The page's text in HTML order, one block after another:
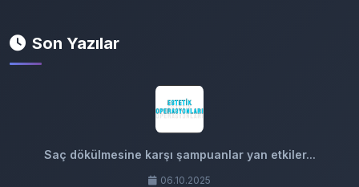
Son Yazılar
Saç dökülmesine karşı şampuanlar yan etkiler...
06.10.2025